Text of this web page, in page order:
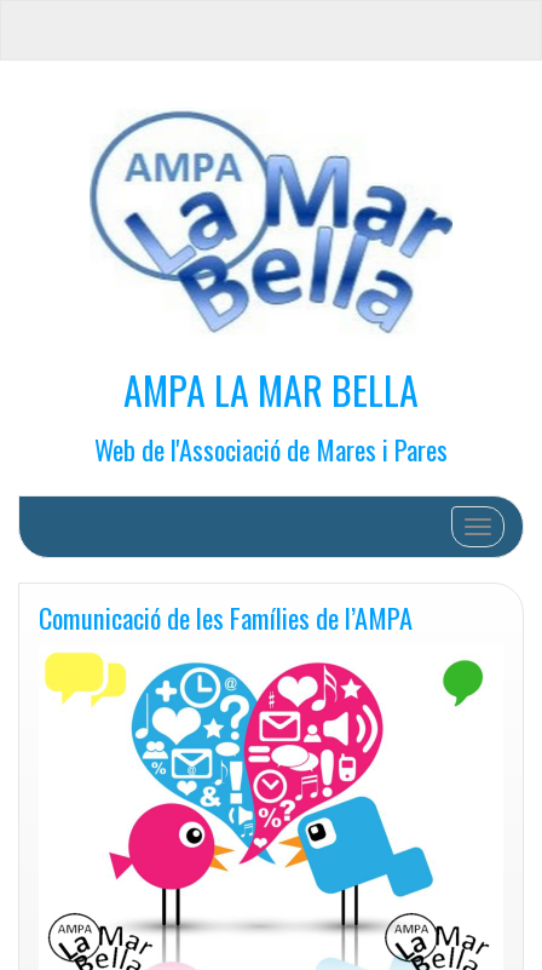
AMPA LA MAR BELLA
Web de l'Associació de Mares i Pares
Cambiar
Comunicació de les Famílies de l’AMPA